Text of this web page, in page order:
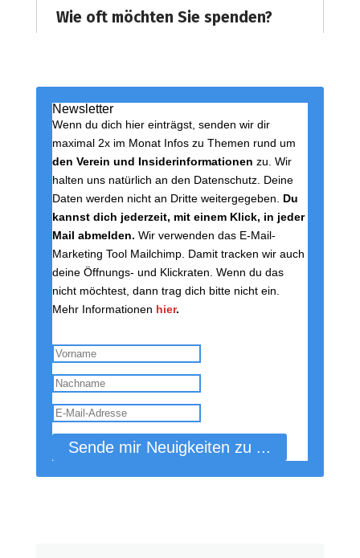
Newsletter
Wenn du dich hier einträgst, senden wir dir
maximal 2x im Monat Infos zu Themen rund um
den Verein und Insiderinformationen zu. Wir
halten uns natürlich an den Datenschutz. Deine
Daten werden nicht an Dritte weitergegeben. Du
kannst dich jederzeit, mit einem Klick, in jeder
Mail abmelden. Wir verwenden das E-Mail-
Marketing Tool Mailchimp. Damit tracken wir auch
deine Öffnungs- und Klickraten. Wenn du das
nicht möchtest, dann trag dich bitte nicht ein.
Mehr Informationen hier.
Sende mir Neuigkeiten zu ...